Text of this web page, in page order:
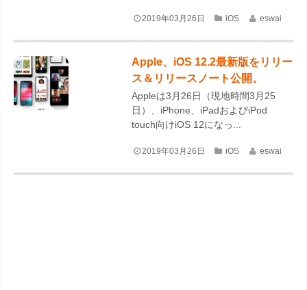
2019年03月26日 iOS eswai
Apple、iOS 12.2最新版をリリー
ス＆リリースノート公開。
Appleは3月26日（現地時間3月25
日）、iPhone、iPadおよびiPod
touch向けiOS 12になっ...
2019年03月26日 iOS eswai